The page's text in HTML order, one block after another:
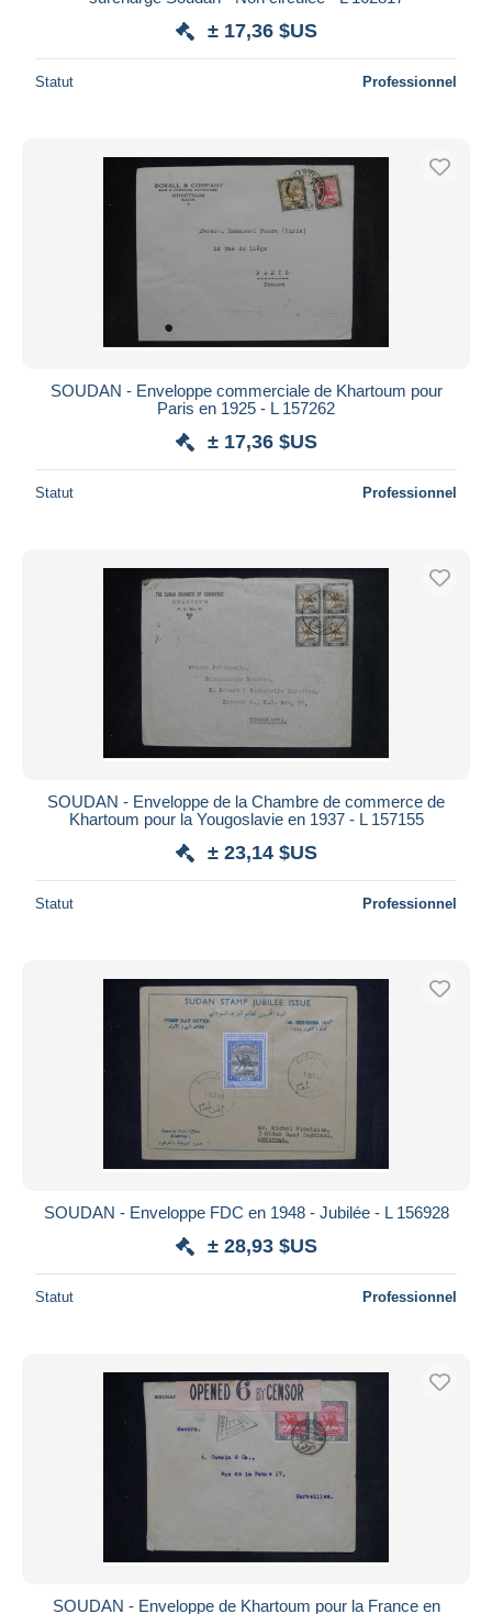
± 17,36 $US
Statut Professionnel
SOUDAN - Enveloppe commerciale de Khartoum pour
Paris en 1925 - L 157262
± 17,36 $US
Statut Professionnel
SOUDAN - Enveloppe de la Chambre de commerce de
Khartoum pour la Yougoslavie en 1937 - L 157155
± 23,14 $US
Statut Professionnel
SOUDAN - Enveloppe FDC en 1948 - Jubilée - L 156928
± 28,93 $US
Statut Professionnel
SOUDAN - Enveloppe de Khartoum pour la France en